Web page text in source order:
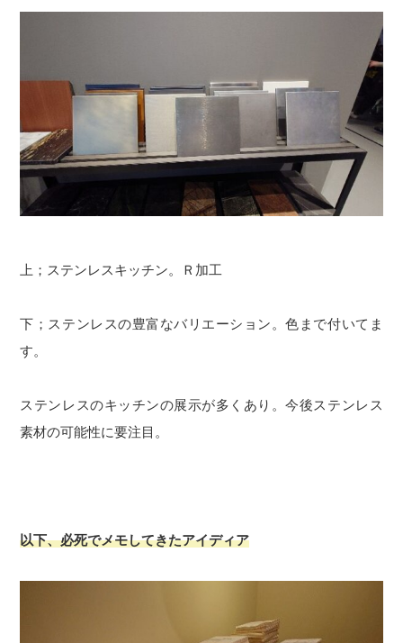
上；ステンレスキッチン。Ｒ加工
下；ステンレスの豊富なバリエーション。色まで付いてま
す。
ステンレスのキッチンの展示が多くあり。今後ステンレス
素材の可能性に要注目。
以下、必死でメモしてきたアイディア